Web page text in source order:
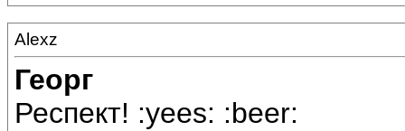
Alexz
Георг
Респект! :yees: :beer: